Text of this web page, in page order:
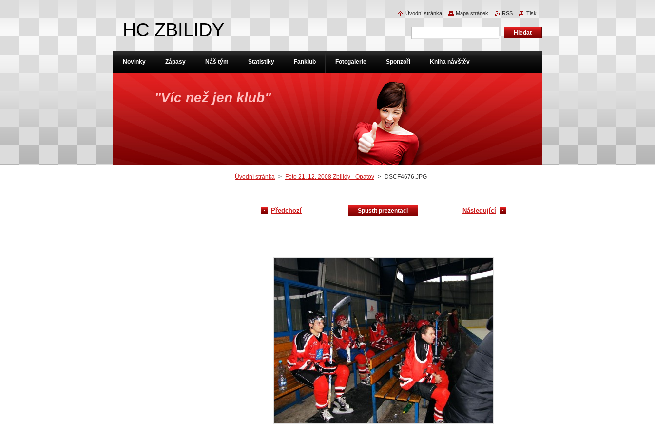
HC ZBILIDY
"Víc než jen klub"
Úvodní stránka > Foto 21. 12. 2008 Zbilidy - Opatov > DSCF4676.JPG
Předchozí Spustit prezentaci Následující
Novinky Zápasy Náš tým Statistiky Fanklub Fotogalerie Sponzoři Kniha návštěv
Úvodní stránka Mapa stránek RSS Tisk